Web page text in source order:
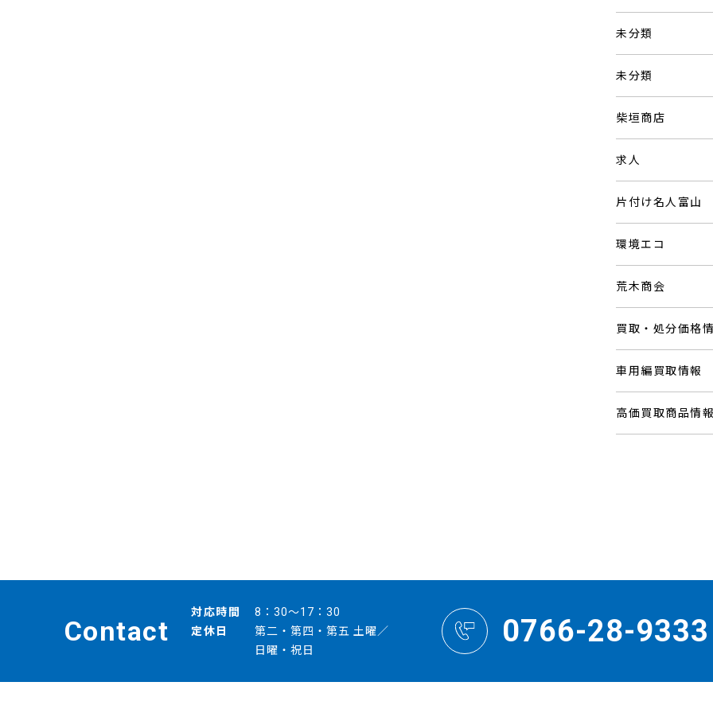
未分類
未分類
柴垣商店
求人
片付け名人富山
環境エコ
荒木商会
買取・処分価格
車用編買取情報
高価買取商品情
Contact
対応時間
8：30～17：30
定休日
第二・第四・第五 土曜／
日曜・祝日
0766-28-9333